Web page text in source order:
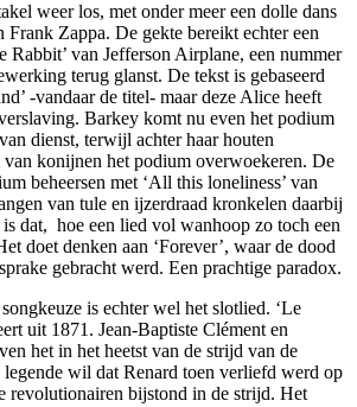
weer los, met onder meer een dolle dans
Frank Zappa. De gekte bereikt echter een
Rabbit’ van Jefferson Airplane, een nummer
terug glanst. De tekst is gebaseerd
-vandaar de titel- maar deze Alice heeft
Barkey komt nu even het podium
dienst, terwijl achter haar houten
konijnen het podium overwoekeren. De
beheersen met ‘All this loneliness’ van
van tule en ijzerdraad kronkelen daarbij
dat, hoe een lied vol wanhoop zo toch een
doet denken aan ‘Forever’, waar de dood
gebracht werd. Een prachtige paradox.
is echter wel het slotlied. ‘Le
uit 1871. Jean-Baptiste Clément en
het in het heetst van de strijd van de
wil dat Renard toen verliefd werd op
revolutionairen bijstond in de strijd. Het